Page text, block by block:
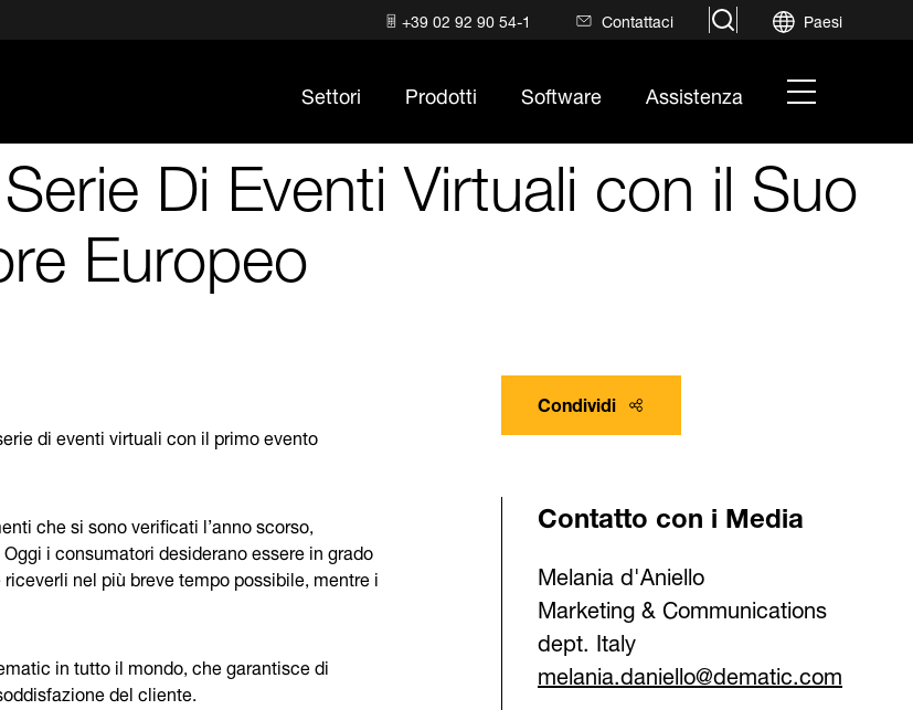
+39 02 92 90 54-1 Contattaci search Paesi
Settori Prodotti Software Assistenza hamburger
menu
Di Eventi Virtuali con il Suo
Europeo
Condividi
di eventi virtuali con il primo evento
che si sono verificati l’anno scorso,
i consumatori desiderano essere in grado
nel più breve tempo possibile, mentre i
in tutto il mondo, che garantisce di
del cliente.
Contatto con i Media
Melania d'Aniello
Marketing & Communications
dept. Italy
melania.daniello@dematic.com